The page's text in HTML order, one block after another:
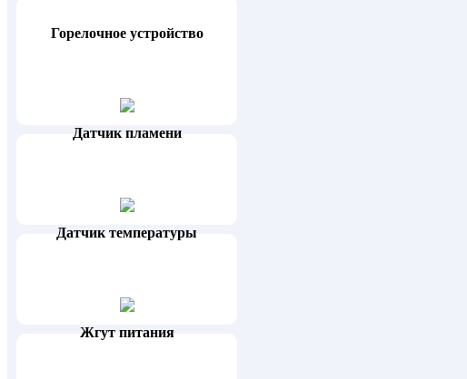
Горелочное устройство
Датчик пламени
Датчик температуры
Жгут питания